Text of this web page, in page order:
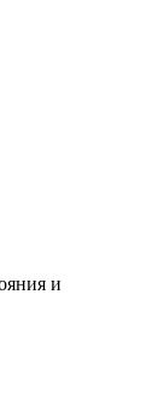
и